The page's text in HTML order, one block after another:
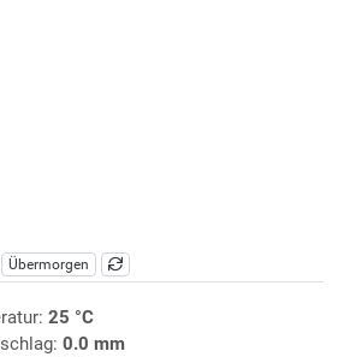
Übermorgen
25 °C
0.0 mm